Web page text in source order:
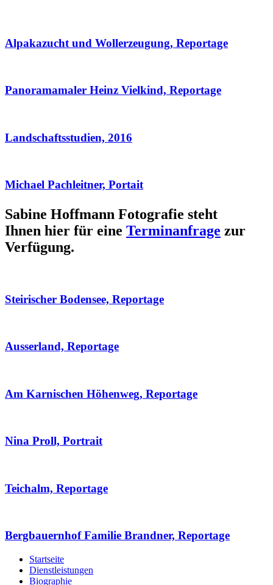
Alpakazucht und Wollerzeugung, Reportage
Panoramamaler Heinz Vielkind, Reportage
Landschaftsstudien, 2016
Michael Pachleitner, Portait
Sabine Hoffmann Fotografie steht
Ihnen hier für eine Terminanfrage zur
Verfügung.
Steirischer Bodensee, Reportage
Ausserland, Reportage
Am Karnischen Höhenweg, Reportage
Nina Proll, Portrait
Teichalm, Reportage
Bergbauernhof Familie Brandner, Reportage
Startseite
Dienstleistungen
Biographie